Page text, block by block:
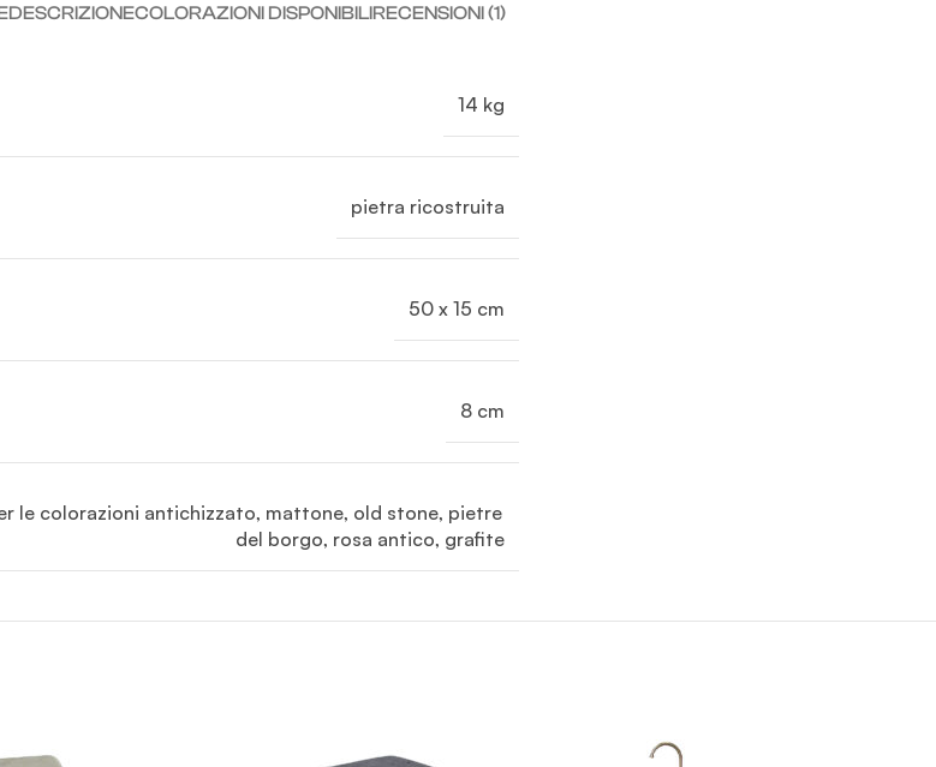
DESCRIZIONECOLORAZIONI DISPONIBILIRECENSIONI (1)
14 kg
pietra ricostruita
50 x 15 cm
8 cm
le colorazioni antichizzato, mattone, old stone, pietre
del borgo, rosa antico, grafite